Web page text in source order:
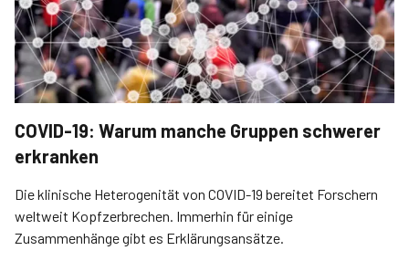
COVID-19: Warum manche Gruppen schwerer
erkranken
Die klinische Heterogenität von COVID-19 bereitet Forschern
weltweit Kopfzerbrechen. Immerhin für einige
Zusammenhänge gibt es Erklärungsansätze.